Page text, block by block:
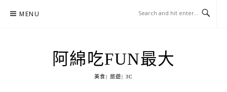
MENU
阿綿吃FUN最大
美食| 旅遊| 3C